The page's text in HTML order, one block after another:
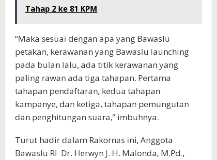
Tahap 2 ke 81 KPM
“Maka sesuai dengan apa yang Bawaslu
petakan, kerawanan yang Bawaslu launching
pada bulan lalu, ada titik kerawanan yang
paling rawan ada tiga tahapan. Pertama
tahapan pendaftaran, kedua tahapan
kampanye, dan ketiga, tahapan pemungutan
dan penghitungan suara,” imbuhnya.
Turut hadir dalam Rakornas ini, Anggota
Bawaslu RI Dr. Herwyn J. H. Malonda, M.Pd.,